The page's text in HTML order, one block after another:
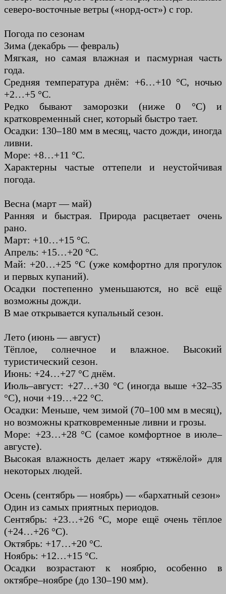
северо-восточные ветры («норд-ост») с гор.
Погода по сезонам
Зима (декабрь — февраль)
Мягкая, но самая влажная и пасмурная часть
года.
Средняя температура днём: +6…+10 °C, ночью
+2…+5 °C.
Редко бывают заморозки (ниже 0 °C) и
кратковременный снег, который быстро тает.
Осадки: 130–180 мм в месяц, часто дожди, иногда
ливни.
Море: +8…+11 °C.
Характерны частые оттепели и неустойчивая
погода.
Весна (март — май)
Ранняя и быстрая. Природа расцветает очень
рано.
Март: +10…+15 °C.
Апрель: +15…+20 °C.
Май: +20…+25 °C (уже комфортно для прогулок
и первых купаний).
Осадки постепенно уменьшаются, но всё ещё
возможны дожди.
В мае открывается купальный сезон.
Лето (июнь — август)
Тёплое, солнечное и влажное. Высокий
туристический сезон.
Июнь: +24…+27 °C днём.
Июль–август: +27…+30 °C (иногда выше +32–35
°C), ночи +19…+22 °C.
Осадки: Меньше, чем зимой (70–100 мм в месяц),
но возможны кратковременные ливни и грозы.
Море: +23…+28 °C (самое комфортное в июле–
августе).
Высокая влажность делает жару «тяжёлой» для
некоторых людей.
Осень (сентябрь — ноябрь) — «бархатный сезон»
Один из самых приятных периодов.
Сентябрь: +23…+26 °C, море ещё очень тёплое
(+24…+26 °C).
Октябрь: +17…+20 °C.
Ноябрь: +12…+15 °C.
Осадки возрастают к ноябрю, особенно в
октябре–ноябре (до 130–190 мм).